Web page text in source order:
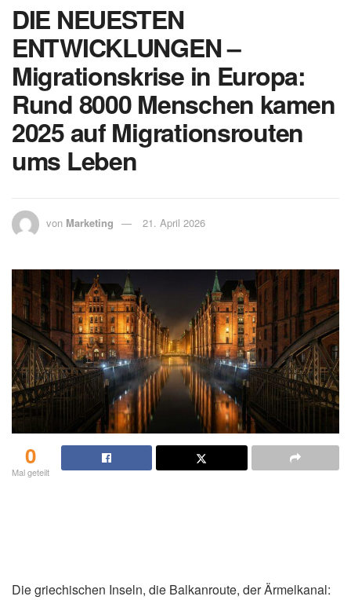
DIE NEUESTEN
ENTWICKLUNGEN –
Migrationskrise in Europa:
Rund 8000 Menschen kamen
2025 auf Migrationsrouten
ums Leben
von Marketing 21. April 2026
0
Mal geteilt
Die griechischen Inseln, die Balkanroute, der Ärmelkanal: